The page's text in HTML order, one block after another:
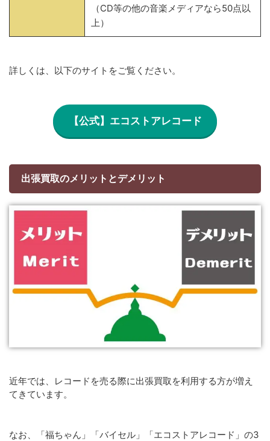
（CD等の他の音楽メディアなら50点以
上）
詳しくは、以下のサイトをご覧ください。
【公式】エコストアレコード
出張買取のメリットとデメリット
近年では、レコードを売る際に出張買取を利用する方が増え
てきています。
なお、「福ちゃん」「バイセル」「エコストアレコード」の3